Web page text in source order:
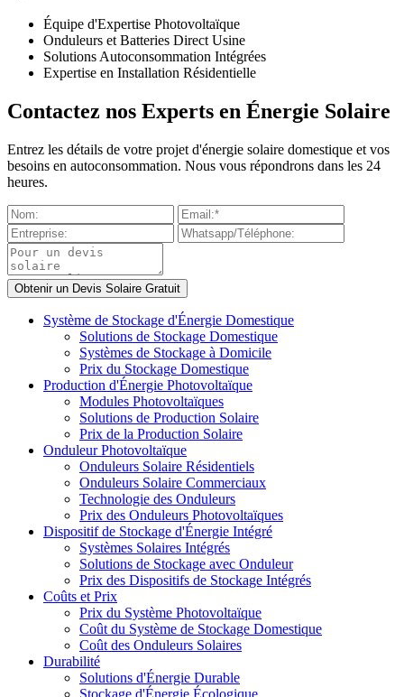
Équipe d'Expertise Photovoltaïque
Onduleurs et Batteries Direct Usine
Solutions Autoconsommation Intégrées
Expertise en Installation Résidentielle
Contactez nos Experts en Énergie Solaire
Entrez les détails de votre projet d'énergie solaire domestique et vos
besoins en autoconsommation. Nous vous répondrons dans les 24
heures.
Système de Stockage d'Énergie Domestique
Solutions de Stockage Domestique
Systèmes de Stockage à Domicile
Prix du Stockage Domestique
Production d'Énergie Photovoltaïque
Modules Photovoltaïques
Solutions de Production Solaire
Prix de la Production Solaire
Onduleur Photovoltaïque
Onduleurs Solaire Résidentiels
Onduleurs Solaire Commerciaux
Technologie des Onduleurs
Prix des Onduleurs Photovoltaïques
Dispositif de Stockage d'Énergie Intégré
Systèmes Solaires Intégrés
Solutions de Stockage avec Onduleur
Prix des Dispositifs de Stockage Intégrés
Coûts et Prix
Prix du Système Photovoltaïque
Coût du Système de Stockage Domestique
Coût des Onduleurs Solaires
Durabilité
Solutions d'Énergie Durable